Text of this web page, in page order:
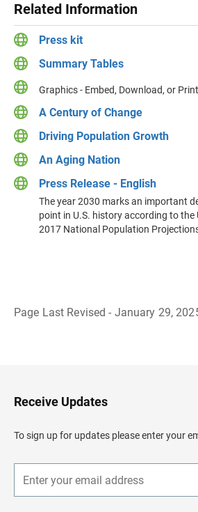
Related Information
Press kit
Summary Tables
Graphics - Embed, Download, or
A Century of Change
Driving Population Growth
An Aging Nation
Press Release - English
The year 2030 marks an important
point in U.S. history according to the
2017 National Population
Page Last Revised - January 29,
a
r
l
e
c
e
Receive Updates
To sign up for updates please enter your
n